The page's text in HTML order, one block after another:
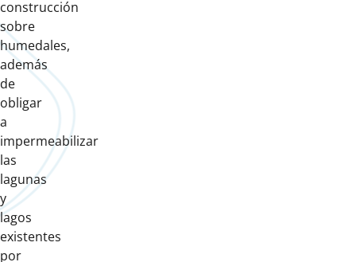
construcción
sobre
humedales,
además
de
obligar
a
impermeabilizar
las
lagunas
y
lagos
existentes
por